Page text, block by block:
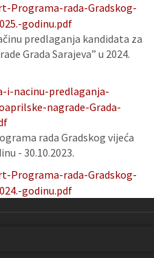
Programa-rada-Gradskog-
godinu.pdf
predlaganja kandidata za
Grada Sarajeva” u 2024.
i-nacinu-predlaganja-
nagrade-Grada-
rada Gradskog vijeća
- 30.10.2023.
Programa-rada-Gradskog-
godinu.pdf